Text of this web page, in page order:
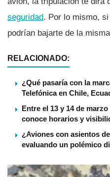
seguridad. Por lo mismo,
podrí­an bajarte de la
RELACIONADO:
¿Qué pasaría con la
Telefónica en Chile,
Entre el 13 y 14 de
conoce horarios y
¿Aviones con asientos
evaluando un polémico